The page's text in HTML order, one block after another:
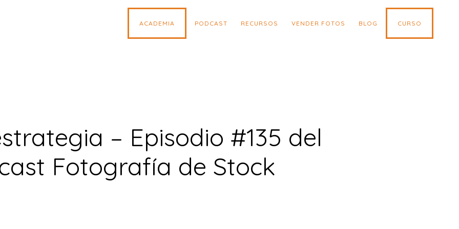
ACADEMIA PODCAST RECURSOS VENDER FOTOS BLOG CURSO
– Episodio #135 del
Fotografía de Stock